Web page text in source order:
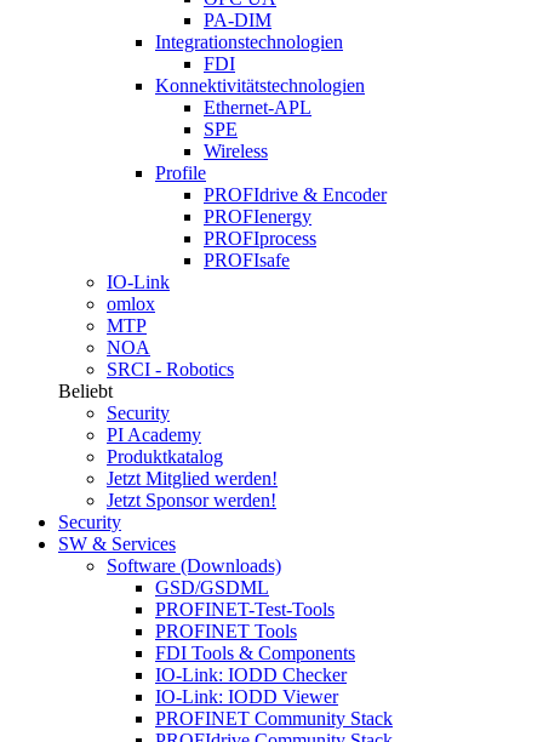
PA-DIM
Integrationstechnologien
FDI
Konnektivitätstechnologien
Ethernet-APL
SPE
Wireless
Profile
PROFIdrive & Encoder
PROFIenergy
PROFIprocess
PROFIsafe
IO-Link
omlox
MTP
NOA
SRCI - Robotics
Beliebt
Security
PI Academy
Produktkatalog
Jetzt Mitglied werden!
Jetzt Sponsor werden!
Security
SW & Services
Software (Downloads)
GSD/GSDML
PROFINET-Test-Tools
PROFINET Tools
FDI Tools & Components
IO-Link: IODD Checker
IO-Link: IODD Viewer
PROFINET Community Stack